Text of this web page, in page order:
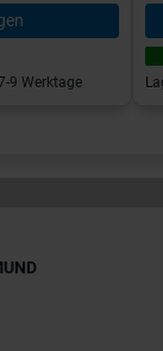
9 Werktage